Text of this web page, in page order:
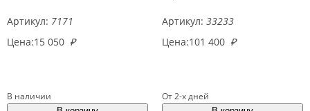
Артикул: 7171
Цена:15 050 ₽
В наличии
Артикул: 33233
Цена:101 400 ₽
От 2-х дней